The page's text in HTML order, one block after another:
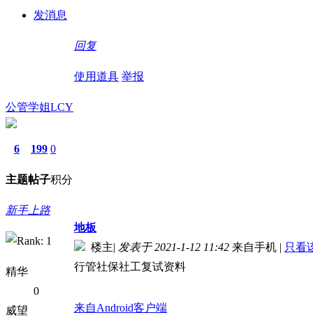
发消息
回复
使用道具 举报
公管学姐LCY
6
主题
199
帖子
0
积分
新手上路
精华
0
威望
地板
楼主| 发表于 2021-1-12 11:42 来自手机 | 只看
行管社保社工复试资料
来自Android客户端